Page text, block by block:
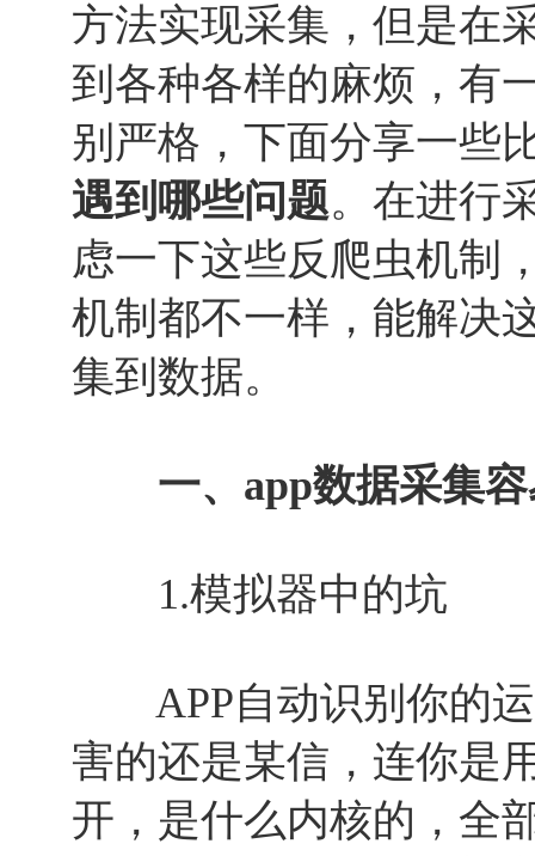
方法实现采集，但是在
到各种各样的麻烦，有
别严格，下面分享一些
遇到哪些问题。在进行
虑一下这些反爬虫机制
机制都不一样，能解决
集到数据。
一、app数据采集容
1.模拟器中的坑
APP自动识别你的运
害的还是某信，连你是
开，是什么内核的，全